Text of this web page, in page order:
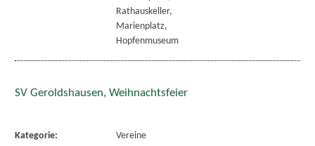
Rathauskeller,
Marienplatz,
Hopfenmuseum
SV Geroldshausen, Weihnachtsfeier
Kategorie:
Vereine